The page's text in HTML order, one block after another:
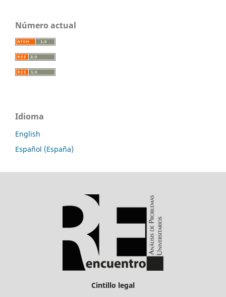
Número actual
Idioma
English
Español (España)
Cintillo legal